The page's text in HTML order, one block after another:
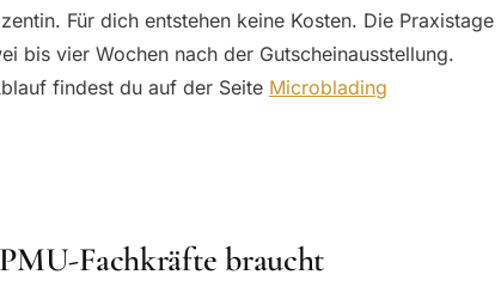
Für dich entstehen keine Kosten. Die Praxistage
bis vier Wochen nach der Gutscheinausstellung.
findest du auf der Seite Microblading
Fachkräfte braucht